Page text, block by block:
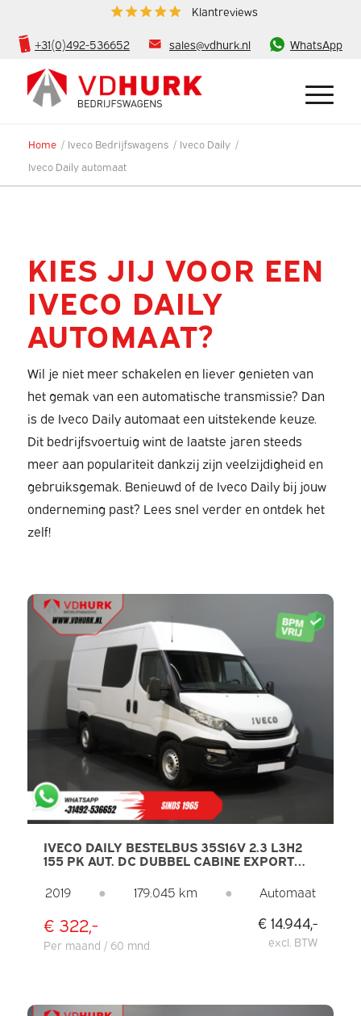
Klantreviews
+31(0)492-536652 sales@vdhurk.nl WhatsApp
Home / Iveco Bedrijfswagens / Iveco Daily /
Iveco Daily automaat
KIES JIJ VOOR EEN
IVECO DAILY
AUTOMAAT?
Wil je niet meer schakelen en liever genieten van
het gemak van een automatische transmissie? Dan
is de Iveco Daily automaat een uitstekende keuze.
Dit bedrijfsvoertuig wint de laatste jaren steeds
meer aan populariteit dankzij zijn veelzijdigheid en
gebruiksgemak. Benieuwd of de Iveco Daily bij jouw
onderneming past? Lees snel verder en ontdek het
zelf!
IVECO DAILY BESTELBUS 35S16V 2.3 L3H2
155 PK AUT. DC DUBBEL CABINE EXPORT
CAMERA/ TREKHAAK
2019 ● 179.045 km ● Automaat
€ 322,-
Per maand / 60 mnd
€ 14.944,-
excl. BTW